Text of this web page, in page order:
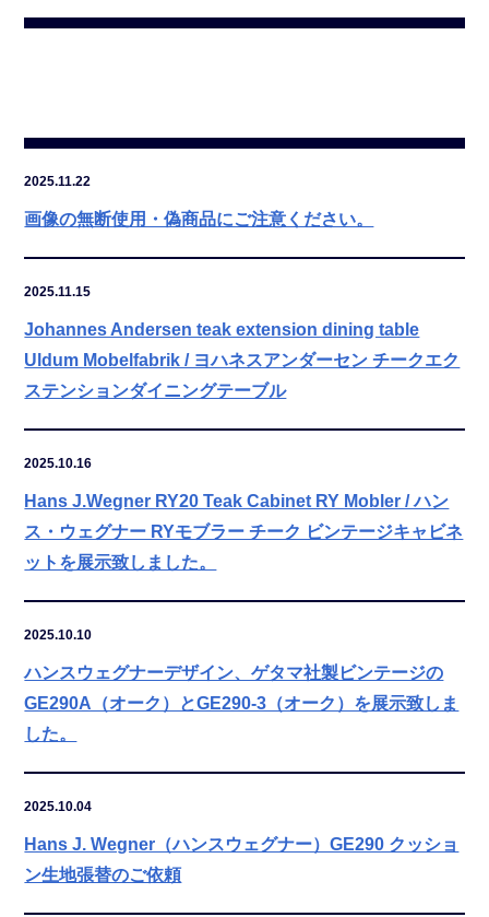
2025.11.22
画像の無断使用・偽商品にご注意ください。
2025.11.15
Johannes Andersen teak extension dining table
Uldum Mobelfabrik / ヨハネスアンダーセン チークエク
ステンションダイニングテーブル
2025.10.16
Hans J.Wegner RY20 Teak Cabinet RY Mobler / ハン
ス・ウェグナー RYモブラー チーク ビンテージキャビネ
ットを展示致しました。
2025.10.10
ハンスウェグナーデザイン、ゲタマ社製ビンテージの
GE290A（オーク）とGE290-3（オーク）を展示致しま
した。
2025.10.04
Hans J. Wegner（ハンスウェグナー）GE290 クッショ
ン生地張替のご依頼